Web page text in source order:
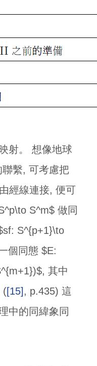
射。 想像地球
繫, 可考慮把
經線連接, 便可
S^m$ 做同
S^{p+1}\to
個同態 $E:
其中
([15], p.435) 這
中的同緯象同